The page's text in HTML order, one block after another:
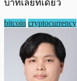
บาทเลยทีเดียว
bitcoin cryptocurrency